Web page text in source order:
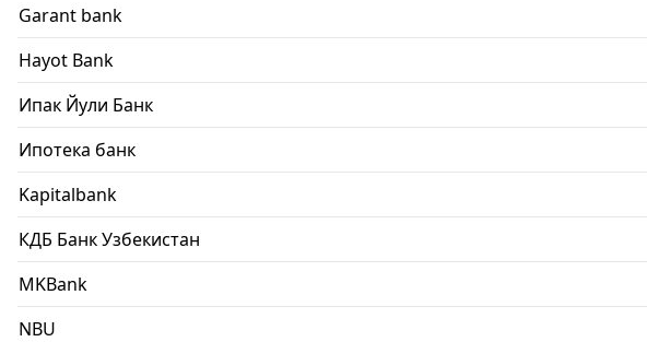
Garant bank
Hayot Bank
Ипак Йули Банк
Ипотека банк
Kapitalbank
КДБ Банк Узбекистан
MKBank
NBU